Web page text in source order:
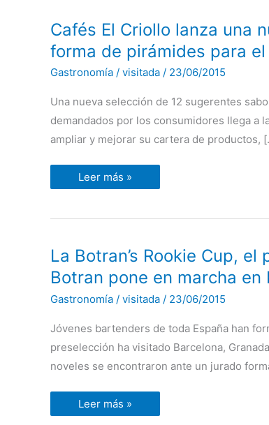
Cafés El Criollo lanza una
forma de pirámides para
Gastronomía / visitada / 23/06/2015
Una nueva selección de 12 sugerentes
demandados por los consumidores llega a
ampliar y mejorar su cartera de productos,
Cafés
El
Criollo
lanza
nueva
de
infusiones
premium
en
forma
el
canal
Leer más »
La Botran’s Rookie Cup,
Botran pone en marcha en
Gastronomía / visitada / 23/06/2015
Jóvenes bartenders de toda España han
preselección ha visitado Barcelona,
noveles se encontraron ante un jurado
La
Botran’s
Rookie
Cup,
primer
de
coctelería
que
Ron
Botran
en
España,
Leer más »